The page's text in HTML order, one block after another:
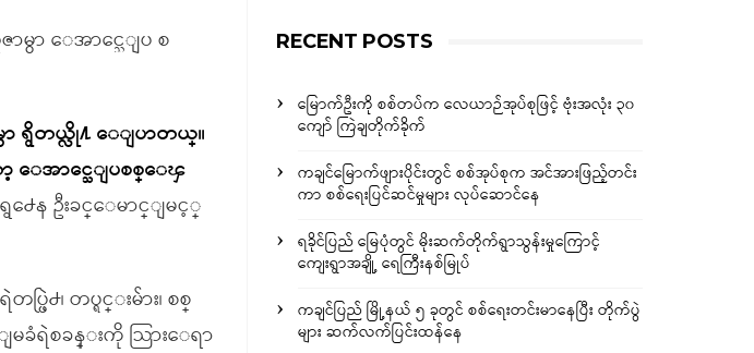
ာ ေအာင္သေျပ စ
ာ ရွိတယ္လို႔ ေျပာတယ္။
အာင္သေျပစစ္ေၾ
န ဦးခင္ေမာင္ျမင့္
ြဲ႕၊ တပ္ရင္းမ်ား၊ စစ္
ခံရဲစခန္းကို သြားေရာ
RECENT POSTS
မြောက်ဦးကို စစ်တပ်က လေယာဉ်အုပ်စုဖြင့် ဗုံးအလုံး ၃၀
ကျော် ကြဲချတိုက်ခိုက်
ကချင်မြောက်ဖျားပိုင်းတွင် စစ်အုပ်စုက အင်အားဖြည့်တင်း
ကာ စစ်ရေးပြင်ဆင်မှုများ လုပ်ဆောင်နေ
ရခိုင်ပြည် မြေပုံတွင် မိုးဆက်တိုက်ရွာသွန်းမှုကြောင့်
ကျေးရွာအချို့ ရေကြီးနစ်မြုပ်
ကချင်ပြည် မြို့နယ် ၅ ခုတွင် စစ်ရေးတင်းမာနေပြီး တိုက်ပွဲ
များ ဆက်လက်ပြင်းထန်နေ